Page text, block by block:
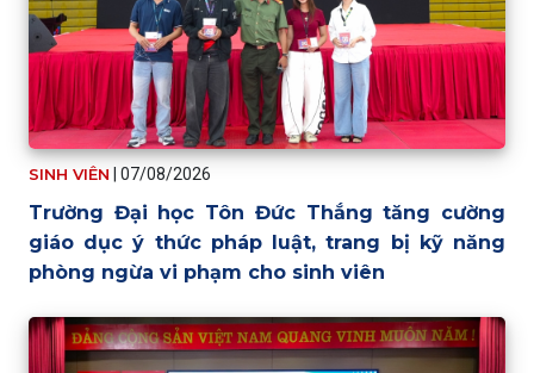
SINH VIÊN 07/08/2026
Trường Đại học Tôn Đức Thắng tăng cường
giáo dục ý thức pháp luật, trang bị kỹ năng
phòng ngừa vi phạm cho sinh viên